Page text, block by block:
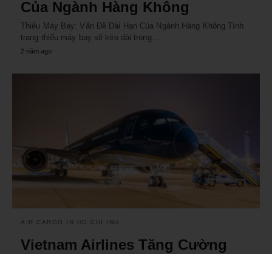
Của Ngành Hàng Không
Thiếu Máy Bay: Vấn Đề Dài Hạn Của Ngành Hàng Không Tình
trạng thiếu máy bay sẽ kéo dài trong…
2 năm ago
AIR CARGO IN HO CHI INH
Vietnam Airlines Tăng Cường